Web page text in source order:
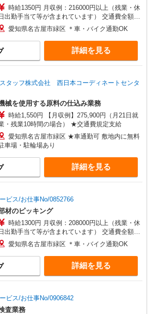
時給1350円 月収例：216000円以上（残業・休
日出勤手当て等が含まれています） 交通費全額支
給 愛知県名古屋市緑区 ＊車・バイク通勤OK
詳細を見る
タッフ株式会社 西日本コーディネートセンタ
械を使用する原料の仕込み業務
時給1,550円 【月収例】275,900円（月21日就
・残業10時間の場合） ★交通費規定支給
愛知県名古屋市緑区 ★車通勤可 敷地内に無料
車場・駐輪場あり
詳細を見る
ビス/お仕事No/0852766
材のピッキング
時給1300円 月収例：208000円以上（残業・休
日出勤手当て等が含まれています） 交通費全額支
給 愛知県名古屋市緑区 ＊車・バイク通勤OK
詳細を見る
ビス/お仕事No/0906842
査業務